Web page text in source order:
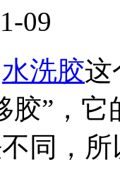
09
水洗胶这
胶”，
同，